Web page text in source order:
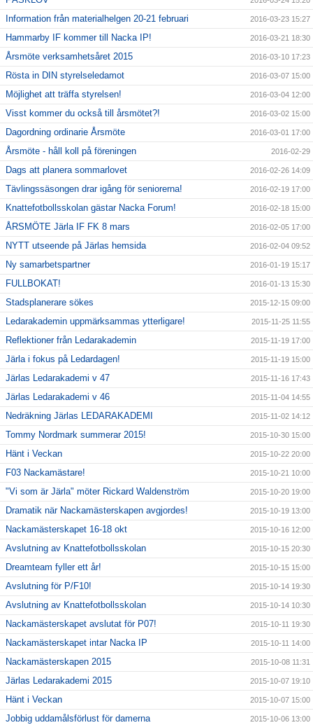
Information från materialhelgen 20-21 februari 2016-03-23 15:27
Hammarby IF kommer till Nacka IP! 2016-03-21 18:30
Årsmöte verksamhetsåret 2015 2016-03-10 17:23
Rösta in DIN styrelseledamot 2016-03-07 15:00
Möjlighet att träffa styrelsen! 2016-03-04 12:00
Visst kommer du också till årsmötet?! 2016-03-02 15:00
Dagordning ordinarie Årsmöte 2016-03-01 17:00
Årsmöte - håll koll på föreningen 2016-02-29
Dags att planera sommarlovet 2016-02-26 14:09
Tävlingssäsongen drar igång för seniorerna! 2016-02-19 17:00
Knattefotbollsskolan gästar Nacka Forum! 2016-02-18 15:00
ÅRSMÖTE Järla IF FK 8 mars 2016-02-05 17:00
NYTT utseende på Järlas hemsida 2016-02-04 09:52
Ny samarbetspartner 2016-01-19 15:17
FULLBOKAT! 2016-01-13 15:30
Stadsplanerare sökes 2015-12-15 09:00
Ledarakademin uppmärksammas ytterligare! 2015-11-25 11:55
Reflektioner från Ledarakademin 2015-11-19 17:00
Järla i fokus på Ledardagen! 2015-11-19 15:00
Järlas Ledarakademi v 47 2015-11-16 17:43
Järlas Ledarakademi v 46 2015-11-04 14:55
Nedräkning Järlas LEDARAKADEMI 2015-11-02 14:12
Tommy Nordmark summerar 2015! 2015-10-30 15:00
Hänt i Veckan 2015-10-22 20:00
F03 Nackamästare! 2015-10-21 10:00
"Vi som är Järla" möter Rickard Waldenström 2015-10-20 19:00
Dramatik när Nackamästerskapen avgjordes! 2015-10-19 13:00
Nackamästerskapet 16-18 okt 2015-10-16 12:00
Avslutning av Knattefotbollsskolan 2015-10-15 20:30
Dreamteam fyller ett år! 2015-10-15 15:00
Avslutning för P/F10! 2015-10-14 19:30
Avslutning av Knattefotbollsskolan 2015-10-14 10:30
Nackamästerskapet avslutat för P07! 2015-10-11 19:30
Nackamästerskapet intar Nacka IP 2015-10-11 14:00
Nackamästerskapen 2015 2015-10-08 11:31
Järlas Ledarakademi 2015 2015-10-07 19:10
Hänt i Veckan 2015-10-07 15:00
Jobbig uddamålsförlust för damerna 2015-10-06 13:00